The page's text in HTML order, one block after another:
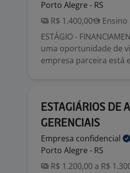
Porto Alegre - RS
R$ 1.400,00
ESTÁGIO -
uma oportunidade de
empresa parceira está
ESTAGIÁRIOS DE
GERENCIAIS
Empresa confidencial
Porto Alegre - RS
R$ 1.200,00 a R$